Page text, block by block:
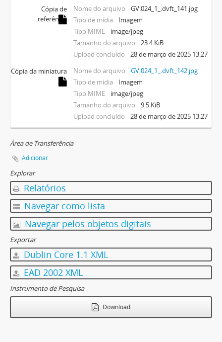
Cópia de
referência
Nome do arquivo
GV.024_1_.dvft_141.jpg
Tipo de mídia
Imagem
Tipo MIME
image/jpeg
Tamanho do arquivo
23.4 KiB
Upload concluído
28 de março de 2025 13:27
Cópia da miniatura
Nome do arquivo
GV.024_1_.dvft_142.jpg
Tipo de mídia
Imagem
Tipo MIME
image/jpeg
Tamanho do arquivo
9.5 KiB
Upload concluído
28 de março de 2025 13:27
Área de Transferência
Adicionar
Explorar
Relatórios
Navegar como lista
Navegar pelos objetos digitais
Exportar
Dublin Core 1.1 XML
EAD 2002 XML
Instrumento de Pesquisa
Download